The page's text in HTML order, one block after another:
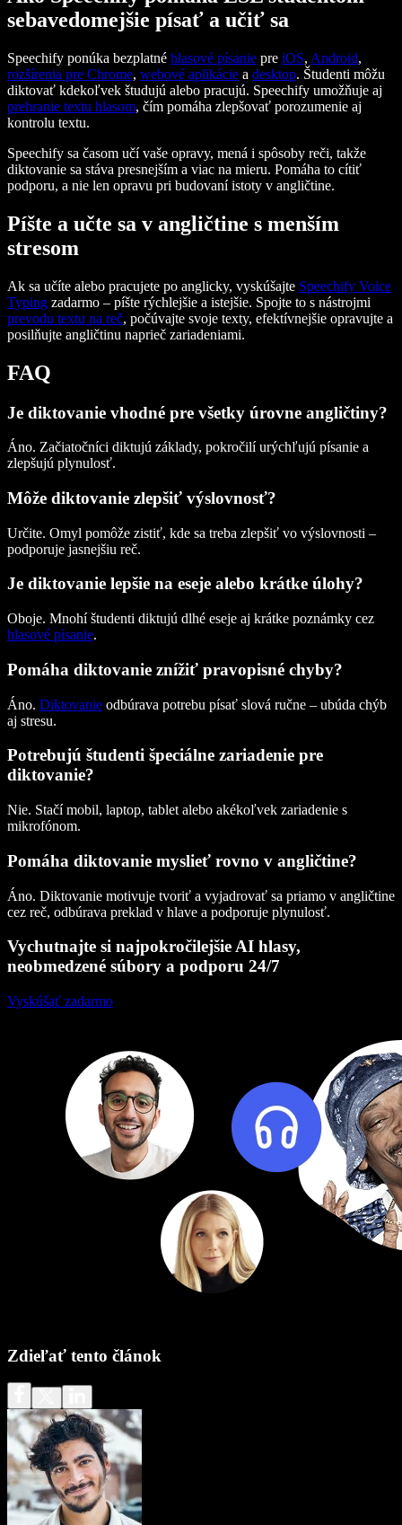
sebavedomejšie písať a učiť sa
Speechify ponúka bezplatné hlasové písanie pre iOS, Android,
rozšírenia pre Chrome, webové aplikácie a desktop. Študenti môžu
diktovať kdekoľvek študujú alebo pracujú. Speechify umožňuje aj
prehranie textu hlasom, čím pomáha zlepšovať porozumenie aj
kontrolu textu.
Speechify sa časom učí vaše opravy, mená i spôsoby reči, takže
diktovanie sa stáva presnejším a viac na mieru. Pomáha to cítiť
podporu, a nie len opravu pri budovaní istoty v angličtine.
Píšte a učte sa v angličtine s menším
stresom
Ak sa učíte alebo pracujete po anglicky, vyskúšajte Speechify Voice
Typing zadarmo – píšte rýchlejšie a istejšie. Spojte to s nástrojmi
prevodu textu na reč, počúvajte svoje texty, efektívnejšie opravujte a
posilňujte angličtinu naprieč zariadeniami.
FAQ
Je diktovanie vhodné pre všetky úrovne angličtiny?
Áno. Začiatočníci diktujú základy, pokročilí urýchľujú písanie a
zlepšujú plynulosť.
Môže diktovanie zlepšiť výslovnosť?
Určite. Omyl pomôže zistiť, kde sa treba zlepšiť vo výslovnosti –
podporuje jasnejšiu reč.
Je diktovanie lepšie na eseje alebo krátke úlohy?
Oboje. Mnohí študenti diktujú dlhé eseje aj krátke poznámky cez
hlasové písanie.
Pomáha diktovanie znížiť pravopisné chyby?
Áno. Diktovanie odbúrava potrebu písať slová ručne – ubúda chýb
aj stresu.
Potrebujú študenti špeciálne zariadenie pre
diktovanie?
Nie. Stačí mobil, laptop, tablet alebo akékoľvek zariadenie s
mikrofónom.
Pomáha diktovanie myslieť rovno v angličtine?
Áno. Diktovanie motivuje tvoriť a vyjadrovať sa priamo v angličtine
cez reč, odbúrava preklad v hlave a podporuje plynulosť.
Vychutnajte si najpokročilejšie AI hlasy,
neobmedzené súbory a podporu 24/7
Vyskúšať zadarmo
Zdieľať tento článok